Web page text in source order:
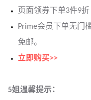
页面领券下单3件9折
Prime会员下单无门
免邮。
立即购买>>
5姐温馨提示：